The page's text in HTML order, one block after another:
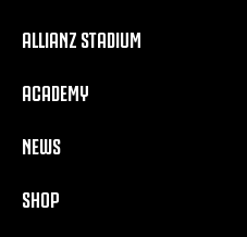
ALLIANZ STADIUM
ACADEMY
NEWS
SHOP